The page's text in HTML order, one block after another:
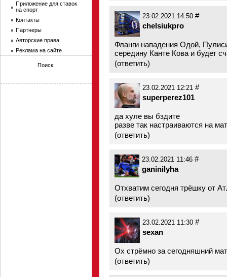
23.02.2021 14:50 #
chelsiukpro
Фланги нападения Одой,
середину Канте Кова и будет
(ответить)
23.02.2021 12:21 #
superperez101
да хуле вы бздите
разве так настраиваются на
(ответить)
23.02.2021 11:46 #
ganinilyha
Отхватим сегодня трёшку от
(ответить)
23.02.2021 11:30 #
sexan
Ох стрёмно за сегодняшний
(ответить)
Приложение для ставок
на спорт
Контакты
Партнеры
Авторские права
Реклама на сайте
Поиск: